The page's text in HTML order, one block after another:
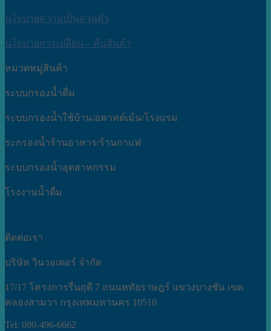
นโยบายความเป็นส่วนตัว
นโยบายการเปลี่ยน – คืนสินค้า
หมวดหมู่สินค้า
ระบบกรองน้ำดื่ม
ระบบกรองน้ำใช้บ้าน/อพาทต์เม้น/โรงแรม
ระกรองน้ำร้านอาหาร/ร้านกาแฟ
ระบบกรองน้ำอุตสาหกรรม
โรงงานน้ำดื่ม
ติดต่อเรา
บริษัท วินวอเตอร์ จำกัด
17/17 โครงการรื่นฤดี 7 ถนนหทัยราษฎร์ แขวงบางชัน เขต
คลองสามวา กรุงเทพมหานคร 10510
Tel: 080-496-6662